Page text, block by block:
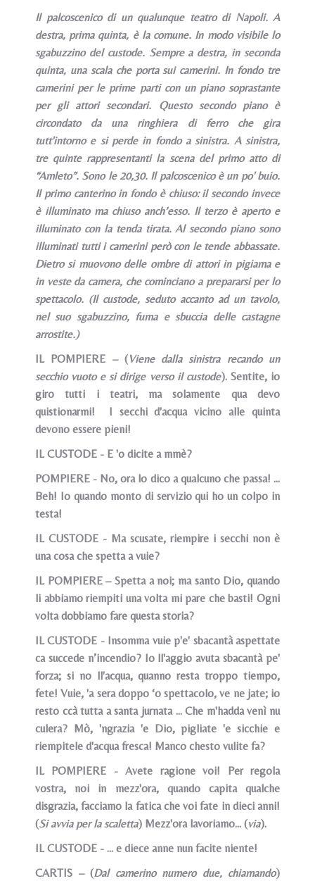
Il palcoscenico di un qualunque teatro di Napoli. A
destra, prima quinta, è la comune. In modo visibile lo
sgabuzzino del custode. Sempre a destra, in seconda
quinta, una scala che porta sui camerini. In fondo tre
camerini per le prime parti con un piano soprastante
per gli attori secondari. Questo secondo piano è
circondato da una ringhiera di ferro che gira
tutt'intorno e si perde in fondo a sinistra. A sinistra,
tre quinte rappresentanti la scena del primo atto di
“Amleto”. Sono le 20,30. Il palcoscenico è un po' buio.
Il primo canterino in fondo è chiuso: il secondo invece
è illuminato ma chiuso anch’esso. Il terzo è aperto e
illuminato con la tenda tirata. Al secondo piano sono
illuminati tutti i camerini però con le tende abbassate.
Dietro si muovono delle ombre di attori in pigiama e
in veste da camera, che cominciano a prepararsi per lo
spettacolo. (Il custode, seduto accanto ad un tavolo,
nel suo sgabuzzino, fuma e sbuccia delle castagne
arrostite.)
IL POMPIERE – (Viene dalla sinistra recando un
secchio vuoto e si dirige verso il custode). Sentite, io
giro tutti i teatri, ma solamente qua devo
quistionarmi! I secchi d'acqua vicino alle quinta
devono essere pieni!
IL CUSTODE - E 'o dicite a mmè?
POMPIERE - No, ora lo dico a qualcuno che passa! ...
Beh! Io quando monto di servizio qui ho un colpo in
testa!
IL CUSTODE - Ma scusate, riempire i secchi non è
una cosa che spetta a vuie?
IL POMPIERE – Spetta a noi; ma santo Dio, quando
li abbiamo riempiti una volta mi pare che basti! Ogni
volta dobbiamo fare questa storia?
IL CUSTODE - Insomma vuie p'e' sbacantà aspettate
ca succede n’incendio? Io ll'aggio avuta sbacantà pe'
forza; si no ll'acqua, quanno resta troppo tiempo,
fete! Vuie, 'a sera doppo ‘o spettacolo, ve ne jate; io
resto ccà tutta a santa jurnata ... Che m'hadda venì nu
culera? Mò, 'ngrazia 'e Dio, pigliate 'e sicchie e
riempitele d'acqua fresca! Manco chesto vulite fa?
IL POMPIERE - Avete ragione voi! Per regola
vostra, noi in mezz'ora, quando capita qualche
disgrazia, facciamo la fatica che voi fate in dieci anni!
(Si avvia per la scaletta) Mezz'ora lavoriamo... (via).
IL CUSTODE - ... e diece anne nun facite niente!
CARTIS – (Dal camerino numero due, chiamando)